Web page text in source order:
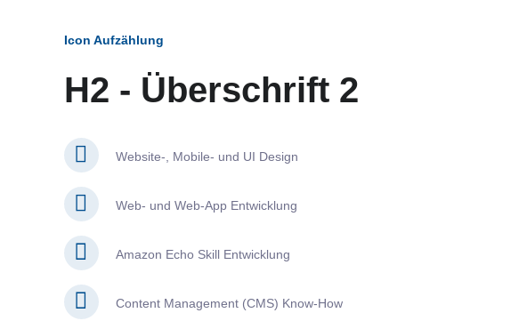
Icon Aufzählung
H2 - Überschrift 2
Website-, Mobile- und UI Design
Web- und Web-App Entwicklung
Amazon Echo Skill Entwicklung
Content Management (CMS) Know-How